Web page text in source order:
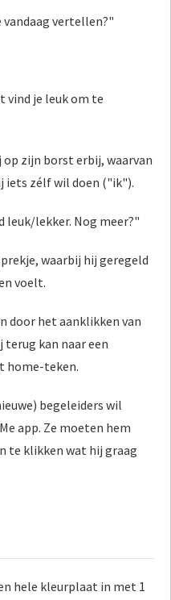
vandaag vertellen?"
vind je leuk om te
zijn borst erbij, waarvan
iets zélf wil doen ("ik").
leuk/lekker. Nog meer?"
waarbij hij geregeld
voelt.
door het aanklikken van
kan naar een
home-teken.
begeleiders wil
app. Ze moeten hem
te klikken wat hij graag
hele kleurplaat in met 1